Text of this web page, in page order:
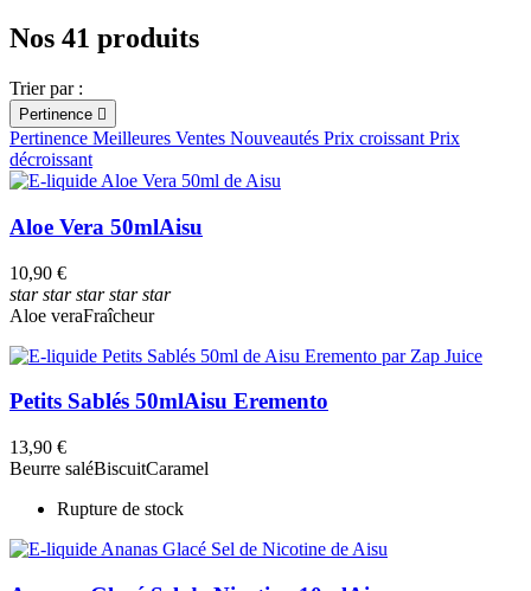
Nos 41 produits
Trier par :
Pertinence 
Pertinence Meilleures Ventes Nouveautés Prix croissant Prix
décroissant
Aloe Vera 50mlAisu
10,90 €
starstarstarstarstar
Aloe veraFraîcheur
Petits Sablés 50mlAisu Eremento
13,90 €
Beurre saléBiscuitCaramel
Rupture de stock